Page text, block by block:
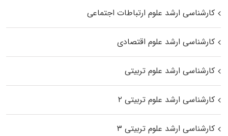
کارشناسی ارشد علوم ارتباطات اجتماعی
کارشناسی ارشد علوم اقتصادی
کارشناسی ارشد علوم تربیتی
کارشناسی ارشد علوم تربیتی ۲
کارشناسی ارشد علوم تربیتی ۳